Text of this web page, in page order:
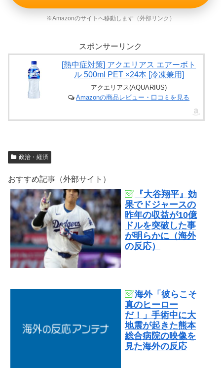
※Amazonのサイトへ移動します（外部リンク）
スポンサーリンク
[熱中症対策] アクエリアス エアーボト
ル 500ml PET ×24本 [冷凍兼用]
アクエリアス(AQUARIUS)
Amazonの商品レビュー・口コミを見る
政治・経済
おすすめ記事（外部サイト）
『大谷翔平』効
果でドジャースの
昨年の収益が10億
ドルを突破した事
が明らかに（海外
の反応）
海外「彼らこそ
真のヒーロー
だ！」手術中に大
地震が起きた熊本
総合病院の映像を
見た海外の反応